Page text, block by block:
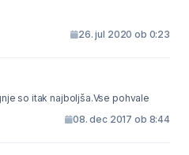
26. jul 2020 ob 0:23
so itak najboljša.Vse pohvale
08. dec 2017 ob 8:44